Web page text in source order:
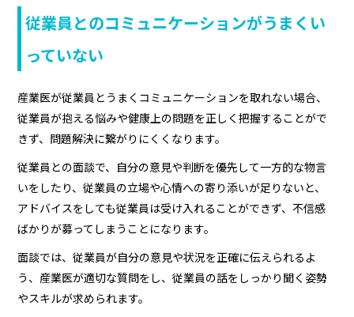
従業員とのコミュニケーションがうまくい
っていない
産業医が従業員とうまくコミュニケーションを取れない場合、
従業員が抱える悩みや健康上の問題を正しく把握することがで
きず、問題解決に繋がりにくくなります。
従業員との面談で、自分の意見や判断を優先して一方的な物言
いをしたり、従業員の立場や心情への寄り添いが足りないと、
アドバイスをしても従業員は受け入れることができず、不信感
ばかりが募ってしまうことになります。
面談では、従業員が自分の意見や状況を正確に伝えられるよ
う、産業医が適切な質問をし、従業員の話をしっかり聞く姿勢
やスキルが求められます。